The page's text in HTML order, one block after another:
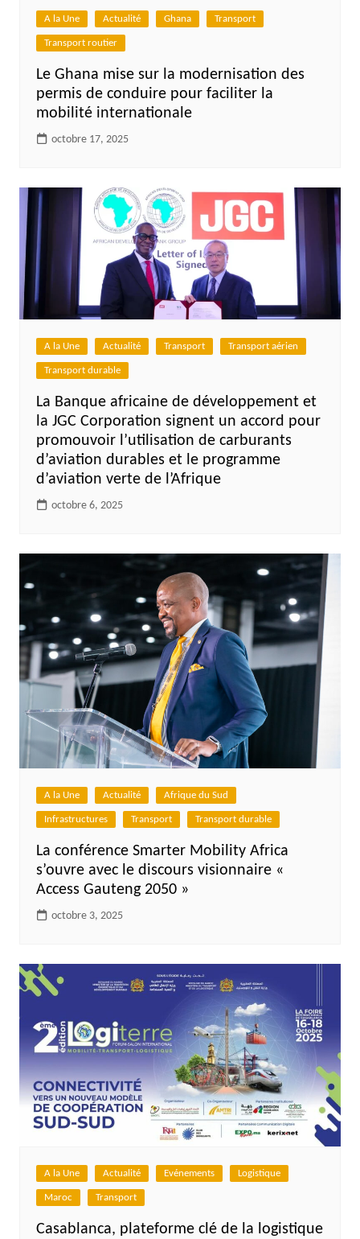
A la Une Actualité Ghana Transport
Transport routier
Le Ghana mise sur la modernisation des
permis de conduire pour faciliter la
mobilité internationale
octobre 17, 2025
A la Une Actualité Transport Transport aérien
Transport durable
La Banque africaine de développement et
la JGC Corporation signent un accord pour
promouvoir l’utilisation de carburants
d’aviation durables et le programme
d’aviation verte de l’Afrique
octobre 6, 2025
A la Une Actualité Afrique du Sud
Infrastructures Transport Transport durable
La conférence Smarter Mobility Africa
s’ouvre avec le discours visionnaire «
Access Gauteng 2050 »
octobre 3, 2025
A la Une Actualité Evénements Logistique
Maroc Transport
Casablanca, plateforme clé de la logistique